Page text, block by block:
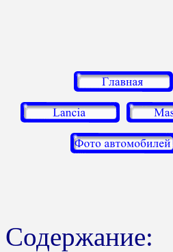
Содержание: